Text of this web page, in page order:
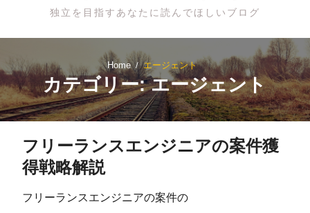
独立を目指すあなたに読んでほしいブログ
Home エージェント
カテゴリー: エージェント
フリーランスエンジニアの案件獲
得戦略解説
フリーランスエンジニアの案件の